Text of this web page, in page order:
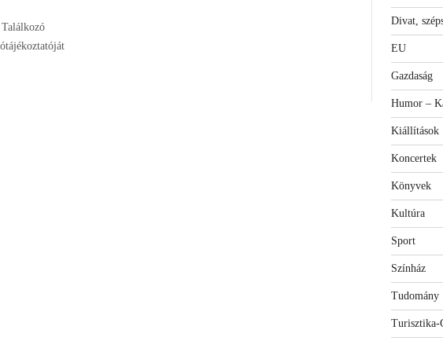
Divat,
EU
Gazdaság
Humor –
Kiállítások
Koncertek
Könyvek
Kultúra
Sport
Színház
Tudomány
Turisztika-